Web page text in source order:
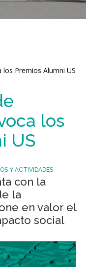
Premios Alumni US
los
US
Y ACTIVIDADES
con la
la
en valor el
social